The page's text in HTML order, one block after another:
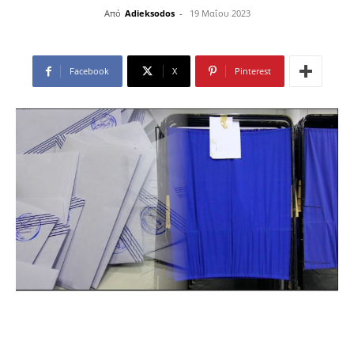
Από Adieksodos - 19 Μαΐου 2023
Facebook X Pinterest